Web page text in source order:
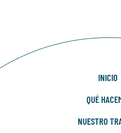
INICIO
QUÉ
NUESTRO